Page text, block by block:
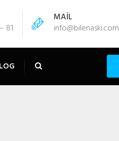
MAİL
info@bilenaski.com
81